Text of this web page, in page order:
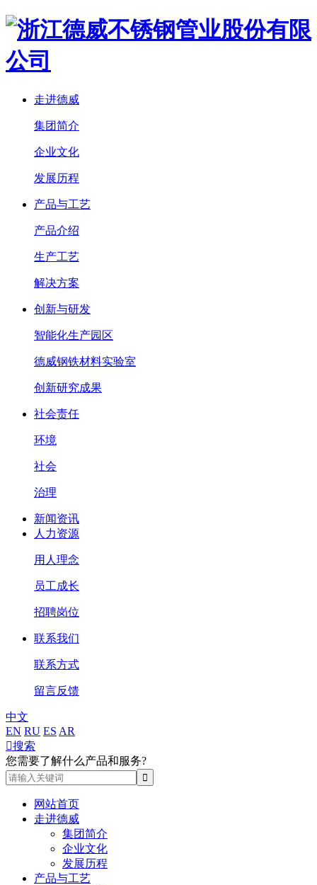
走进德威
集团简介
企业文化
发展历程
产品与工艺
产品介绍
生产工艺
解决方案
创新与研发
智能化生产园区
德威钢铁材料实验室
创新研究成果
社会责任
环境
社会
治理
新闻资讯
人力资源
用人理念
员工成长
招聘岗位
联系我们
联系方式
留言反馈
中文
EN RU ES AR
搜索
您需要了解什么产品和服务?
网站首页
走进德威
集团简介
企业文化
发展历程
产品与工艺